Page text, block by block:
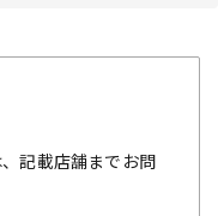
記載店舗までお問